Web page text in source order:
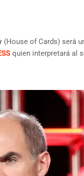
(House of Cards) será
quien interpretará al